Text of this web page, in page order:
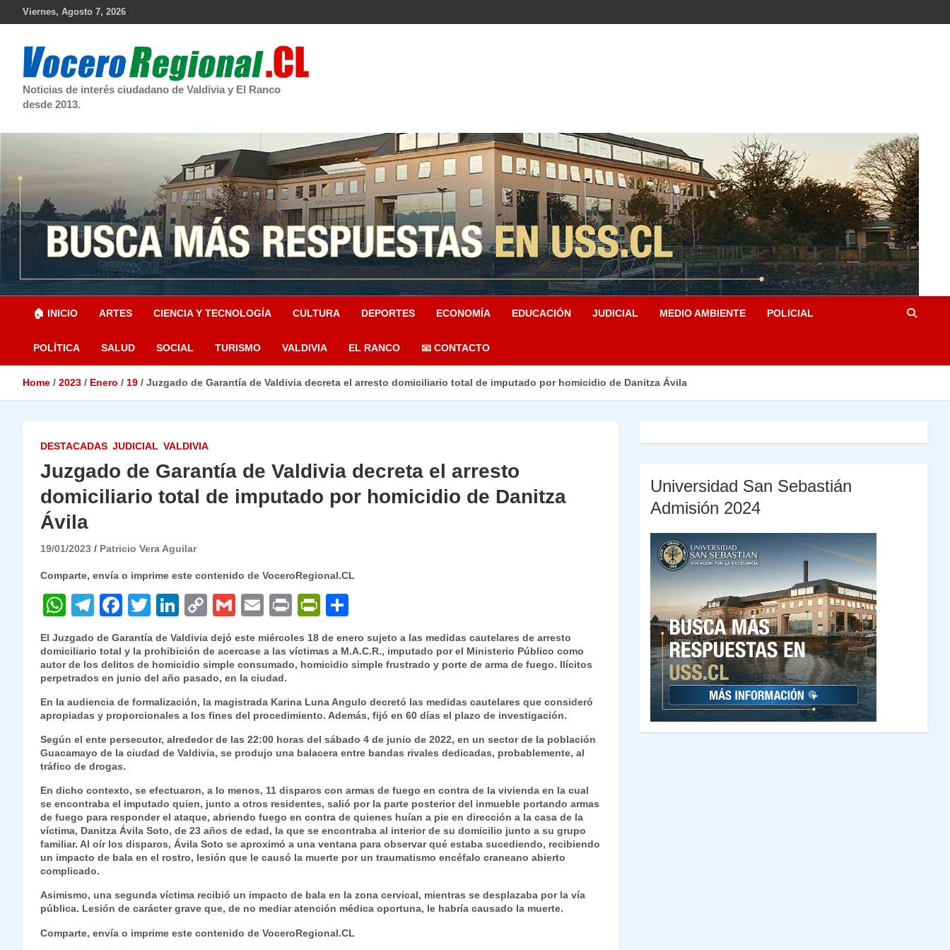
Viernes, Agosto 7, 2026
Noticias de interés ciudadano de Valdivia y El Ranco
desde 2013.
🏠 INICIO ARTES CIENCIA Y TECNOLOGÍA CULTURA DEPORTES ECONOMÍA EDUCACIÓN JUDICIAL MEDIO AMBIENTE POLICIAL
POLÍTICA SALUD SOCIAL TURISMO VALDIVIA EL RANCO 📧 CONTACTO
Home 2023 Enero 19 Juzgado de Garantía de Valdivia decreta el arresto domiciliario total de imputado por homicidio de Danitza Ávila
DESTACADAS JUDICIAL VALDIVIA
Juzgado de Garantía de Valdivia decreta el arresto
domiciliario total de imputado por homicidio de Danitza
Ávila
19/01/2023 Patricio Vera Aguilar
Comparte, envía o imprime este contenido de VoceroRegional.CL
W
at
s
A
p
p
T
el
e
gr
a
m
F
c
e
b
o
o
k
T
w
itt
er
Li
n
k
e
dI
n
C
o
p
y
Li
n
k
G
m
ai
l
E
m
ai
l
P
ri
nt
P
ri
nt
Fr
ie
n
dl
y
m
p
ar
tir
El Juzgado de Garantía de Valdivia dejó este miércoles 18 de enero sujeto a las medidas cautelares de arresto
domiciliario total y la prohibición de acercase a las víctimas a M.A.C.R., imputado por el Ministerio Público como
autor de los delitos de homicidio simple consumado, homicidio simple frustrado y porte de arma de fuego. Ilícitos
perpetrados en junio del año pasado, en la ciudad.
En la audiencia de formalización, la magistrada Karina Luna Angulo decretó las medidas cautelares que consideró
apropiadas y proporcionales a los fines del procedimiento. Además, fijó en 60 días el plazo de investigación.
Según el ente persecutor, alrededor de las 22:00 horas del sábado 4 de junio de 2022, en un sector de la población
Guacamayo de la ciudad de Valdivia, se produjo una balacera entre bandas rivales dedicadas, probablemente, al
tráfico de drogas.
En dicho contexto, se efectuaron, a lo menos, 11 disparos con armas de fuego en contra de la vivienda en la cual
se encontraba el imputado quien, junto a otros residentes, salió por la parte posterior del inmueble portando armas
de fuego para responder el ataque, abriendo fuego en contra de quienes huían a pie en dirección a la casa de la
víctima, Danitza Ávila Soto, de 23 años de edad, la que se encontraba al interior de su domicilio junto a su grupo
familiar. Al oír los disparos, Ávila Soto se aproximó a una ventana para observar qué estaba sucediendo, recibiendo
un impacto de bala en el rostro, lesión que le causó la muerte por un traumatismo encéfalo craneano abierto
complicado.
Asimismo, una segunda víctima recibió un impacto de bala en la zona cervical, mientras se desplazaba por la vía
pública. Lesión de carácter grave que, de no mediar atención médica oportuna, le habría causado la muerte.
Comparte, envía o imprime este contenido de VoceroRegional.CL
Universidad San Sebastián
Admisión 2024